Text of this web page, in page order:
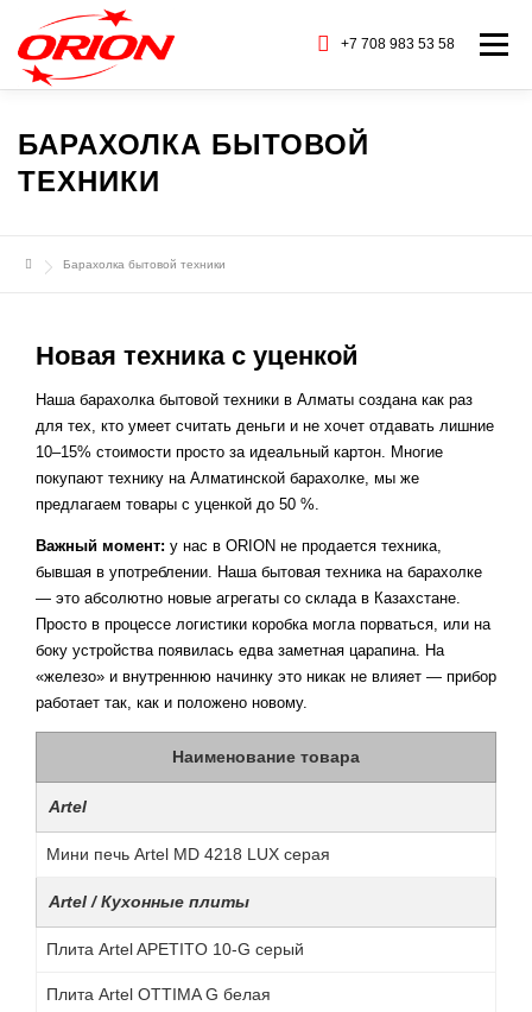
содержимому
+7 708 983 53 58 Меню
ГЛАВНАЯ КАТАЛОГ ТОВАРОВ
БАРАХОЛКА БЫТОВОЙ
ТЕХНИКИ
Барахолка бытовой техники
Новая техника с уценкой
Наша барахолка бытовой техники в Алматы создана как раз
для тех, кто умеет считать деньги и не хочет отдавать лишние
10–15% стоимости просто за идеальный картон. Многие
покупают технику на Алматинской барахолке, мы же
предлагаем товары с уценкой до 50 %.
Важный момент: у нас в ORION не продается техника,
бывшая в употреблении. Наша бытовая техника на барахолке
— это абсолютно новые агрегаты со склада в Казахстане.
Просто в процессе логистики коробка могла порваться, или на
боку устройства появилась едва заметная царапина. На
«железо» и внутреннюю начинку это никак не влияет — прибор
работает так, как и положено новому.
Наименование товара
Artel
Мини печь Artel MD 4218 LUX серая
Artel / Кухонные плиты
Плита Artel APETITO 10-G серый
Плита Artel OTTIMA G белая